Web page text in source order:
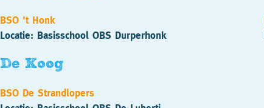
BSO 't Honk
Locatie: Basisschool OBS Durperhonk
De Koog
BSO De Strandlopers